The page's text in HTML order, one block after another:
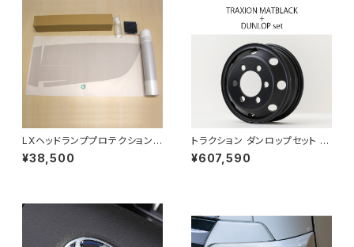
LXヘッドランププロテクションフ
ィルム(スモーク) for CAMROA
D & COASTER
¥38,500
トラクション ダンロップセット カ
ムロードダブルタイヤ向け 送料
組み込み工賃込み
¥607,590